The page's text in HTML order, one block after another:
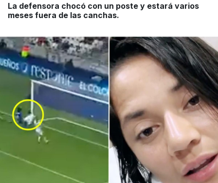
La defensora chocó con un poste y estará varios
meses fuera de las canchas.